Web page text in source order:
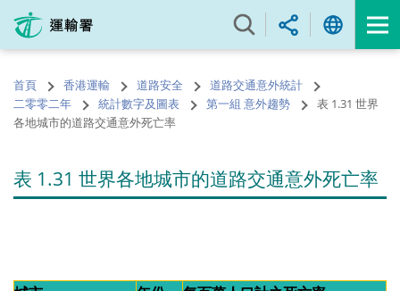
內
的
開
始
首頁 香港運輸 道路安全
道路交通意外統計
二零零二年
統計數字及圖表 第一組 意外趨勢
表 1.31 世界
各地城市的道路交通意外死亡率
表 1.31 世界各地城市的道路交通意外死亡率